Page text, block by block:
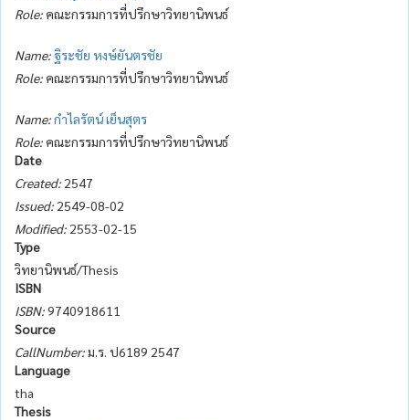
Role: คณะกรรมการที่ปรึกษาวิทยานิพนธ์
Name: ฐิระชัย หงษ์ยันตรชัย
Role: คณะกรรมการที่ปรึกษาวิทยานิพนธ์
Name:กำไลรัตน์ เย็นสุตร
Role: คณะกรรมการที่ปรึกษาวิทยานิพนธ์
Date
Created: 2547
Issued: 2549-08-02
Modified: 2553-02-15
Type
วิทยานิพนธ์/Thesis
ISBN
ISBN:9740918611
Source
CallNumber:ม.ร. ป6189 2547
Language
tha
Thesis